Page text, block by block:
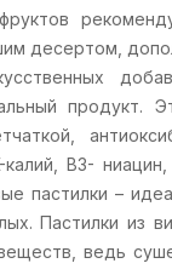
десертом,
продукт.
калий, B3-
пастилки –
Пастилки из
ведь